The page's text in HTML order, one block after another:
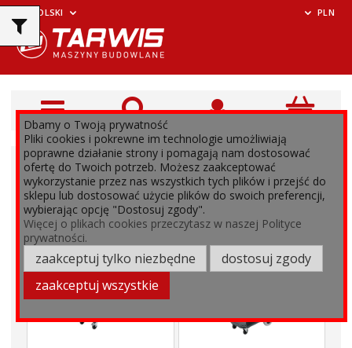
POLSKI PLN
Dbamy o Twoją prywatność
Pliki cookies i pokrewne im technologie umożliwiają
poprawne działanie strony i pomagają nam dostosować
ofertę do Twoich potrzeb. Możesz zaakceptować
wykorzystanie przez nas wszystkich tych plików i przejść do
sklepu lub dostosować użycie plików do swoich preferencji,
wybierając opcję "Dostosuj zgody".
Więcej o plikach cookies przeczytasz w naszej Polityce
prywatności.
zaakceptuj tylko niezbędne
dostosuj zgody
zaakceptuj wszystkie